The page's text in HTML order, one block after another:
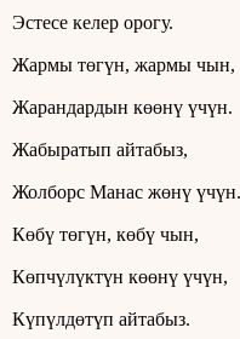
Эстесе келер орогу.
Жармы төгүн, жармы чын,
Жарандардын көөнү үчүн.
Жабыратып айтабыз,
Жолборс Манас жөнү үчүн.
Көбү төгүн, көбү чын,
Көпчүлүктүн көөнү үчүн,
Күпүлдөтүп айтабыз.